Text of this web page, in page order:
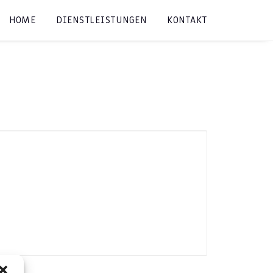
HOME DIENSTLEISTUNGEN KONTAKT